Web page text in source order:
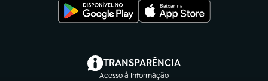
TRANSPARÊNCIA
Acesso à Informação
(abre em nova aba)